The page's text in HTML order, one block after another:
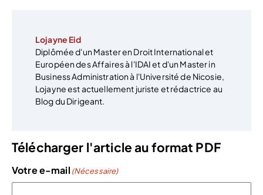
Lojayne Eid
Diplômée d'un Master en Droit International et
Européen des Affaires à l'IDAI et d'un Master in
Business Administration à l'Université de Nicosie,
Lojayne est actuellement juriste et rédactrice au
Blog du Dirigeant.
Télécharger l'article au format PDF
Votre e-mail (Nécessaire)